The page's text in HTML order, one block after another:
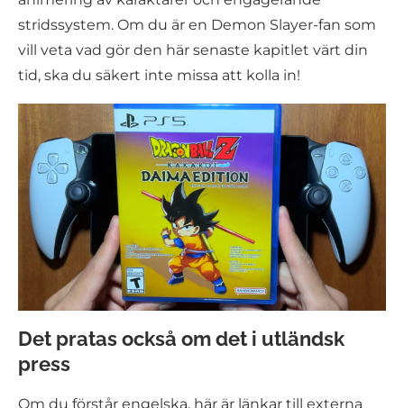
stridssystem. Om du är en Demon Slayer-fan som
vill veta vad gör den här senaste kapitlet värt din
tid, ska du säkert inte missa att kolla in!
Det pratas också om det i utländsk
press
Om du förstår engelska, här är länkar till externa